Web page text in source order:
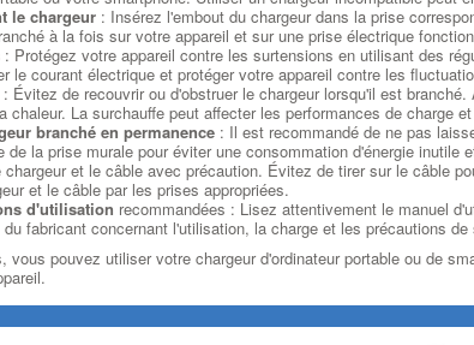
le chargeur : Insérez l'embout du chargeur dans la prise
à la fois sur votre appareil et sur une prise électrique
: Protégez votre appareil contre les surtensions en utilisant des
le courant électrique et protéger votre appareil contre les
: Évitez de recouvrir ou d'obstruer le chargeur lorsqu'il est
chaleur. La surchauffe peut affecter les performances de charge
branché en permanence : Il est recommandé de ne pas
de la prise murale pour éviter une consommation d'énergie
et le câble avec précaution. Évitez de tirer sur le câble
et le câble par les prises appropriées.
d'utilisation recommandées : Lisez attentivement le manuel
fabricant concernant l'utilisation, la charge et les précautions de
vous pouvez utiliser votre chargeur d'ordinateur portable ou de